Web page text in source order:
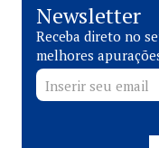
Newsletter
Receba direto no
melhores